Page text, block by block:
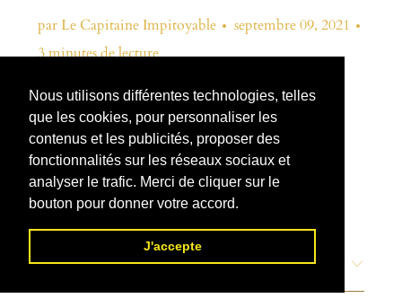
Nous utilisons différentes technologies, telles
que les cookies, pour personnaliser les
contenus et les publicités, proposer des
fonctionnalités sur les réseaux sociaux et
analyser le trafic. Merci de cliquer sur le
bouton pour donner votre accord.
J'accepte
par Le Capitaine Impitoyable
septembre 09, 2021
3 minutes de lecture
VOIR L'ARTICLE ENTIER
ARTICLES RÉCENTS